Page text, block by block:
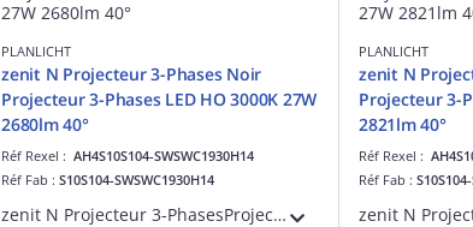
PLANLICHT
zenit N Projecteur 3-Phases Noir
Projecteur 3-Phases LED HO 3000K 27W
2680lm 40°
Réf Rexel : AH4S10S104-SWSWC1930H14
Réf Fab : S10S104-SWSWC1930H14
zenit N Projecteur 3-PhasesProjecteur 3-Phases LED HO 3000K 27W 2680lm 40°
PLANLICHT
zenit N
Projecteur 3-
2821lm 40°
Réf Rexel :
Réf Fab :